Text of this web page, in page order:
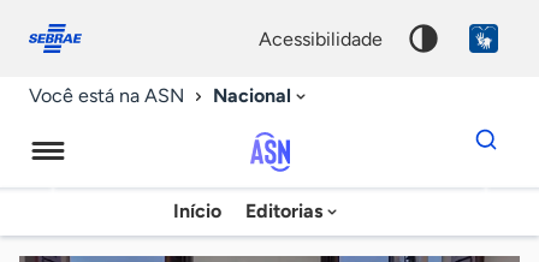
conosco
acessibilidade
Você está na ASN Nacional
Agência
Sebrae
Início Editorias
Dados
para
chave